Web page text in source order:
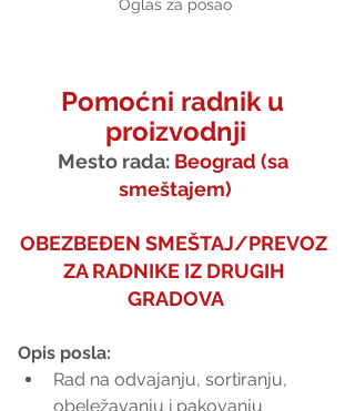
Oglas za posao
Pomoćni radnik u
proizvodnji
Mesto rada: Beograd (sa
smeštajem)
OBEZBEĐEN SMEŠTAJ/PREVOZ
ZA RADNIKE IZ DRUGIH
GRADOVA
Opis posla:
Rad na odvajanju, sortiranju,
obeležavanju i pakovanju